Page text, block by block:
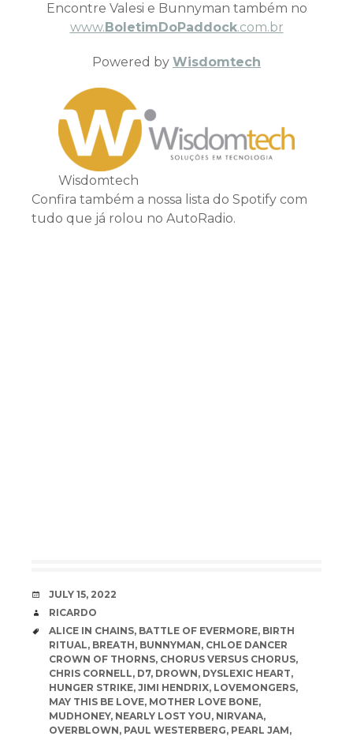
Encontre Valesi e Bunnyman também no
www.BoletimDoPaddock.com.br
Powered by Wisdomtech
Wisdomtech
Confira também a nossa lista do Spotify com
tudo que já rolou no AutoRadio.
DATE
JULY 15, 2022
AUTHOR
RICARDO
TAGS
ALICE IN CHAINS, BATTLE OF EVERMORE, BIRTH
RITUAL, BREATH, BUNNYMAN, CHLOE DANCER
CROWN OF THORNS, CHORUS VERSUS CHORUS,
CHRIS CORNELL, D7, DROWN, DYSLEXIC HEART,
HUNGER STRIKE, JIMI HENDRIX, LOVEMONGERS,
MAY THIS BE LOVE, MOTHER LOVE BONE,
MUDHONEY, NEARLY LOST YOU, NIRVANA,
OVERBLOWN, PAUL WESTERBERG, PEARL JAM,